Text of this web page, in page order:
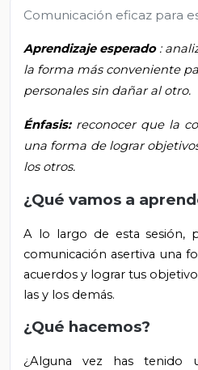
Comunicación eficaz para
Aprendizaje esperado :
la forma más conveniente
personales sin dañar al otro.
Énfasis: reconocer que la
una forma de lograr
los otros.
¿Qué vamos a
A lo largo de esta sesión,
comunicación asertiva una
acuerdos y lograr tus
las y los demás.
¿Qué hacemos?
¿Alguna vez has tenido